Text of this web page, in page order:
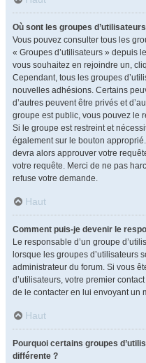
Où sont les groupes
Vous pouvez consulter tous les
« Groupes d’utilisateurs » depuis
vous souhaitez en rejoindre un,
Cependant, tous les groupes
nouvelles adhésions. Certains
d’autres peuvent être privés et
groupe est public, vous pouvez le
Si le groupe est restreint et
également sur le bouton
devra alors approuver votre
votre requête. Merci de ne pas
refuse votre demande.
Haut
Comment puis-je devenir le
Le responsable d’un groupe
lorsque les groupes d’utilisateurs
administrateur du forum. Si vous
d’utilisateurs, votre premier
de le contacter en lui envoyant un
Haut
Pourquoi certains groupes
différente ?